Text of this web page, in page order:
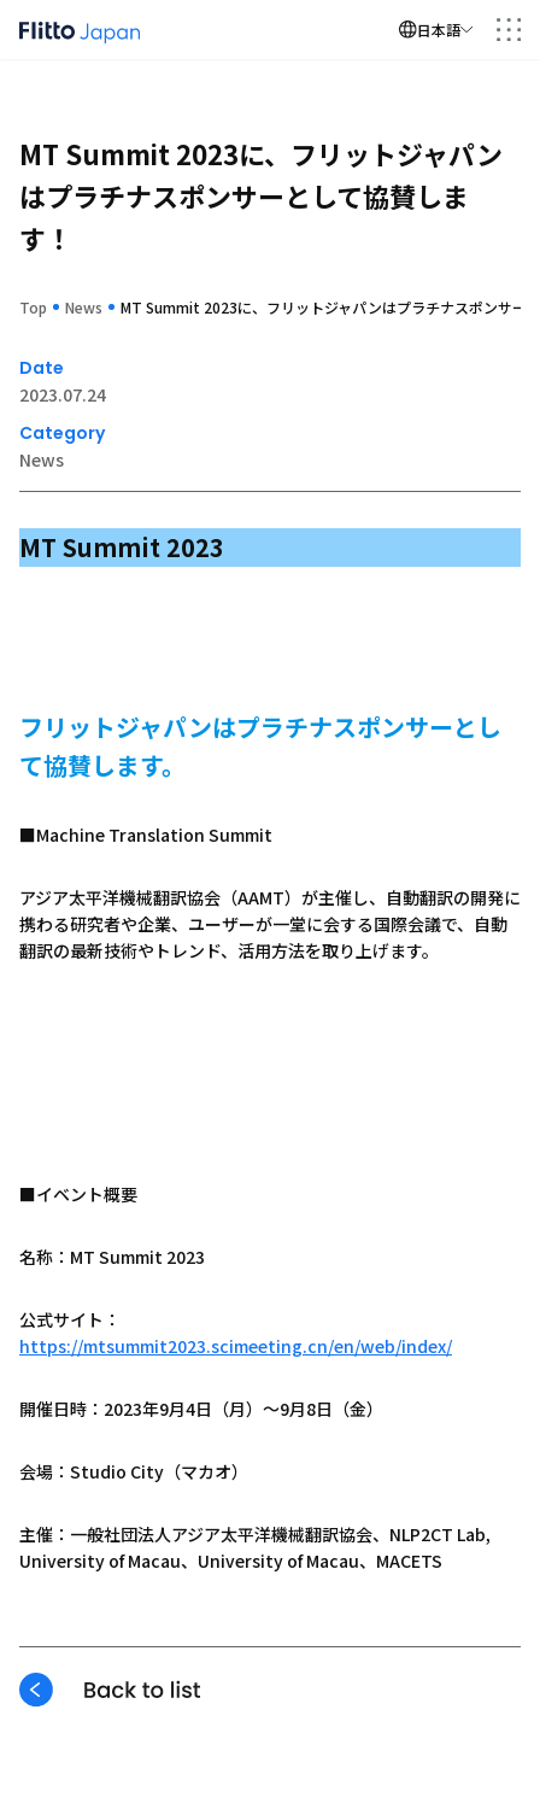
日本語
Menu
事業内容
採用
お問い合わせ
MT Summit 2023に、フリットジャパン
はプラチナスポンサーとして協賛しま
す！
Top News MT Summit 2023に、フリットジャパンはプラチナスポンサー
Date
2023.07.24
Category
News
MT Summit 2023
フリットジャパンはプラチナスポンサーとし
て協賛します。
■Machine Translation Summit
アジア太平洋機械翻訳協会（AAMT）が主催し、自動翻訳の開発に
携わる研究者や企業、ユーザーが一堂に会する国際会議で、自動
翻訳の最新技術やトレンド、活用方法を取り上げます。
■イベント概要
名称：MT Summit 2023
公式サイト：
https://mtsummit2023.scimeeting.cn/en/web/index/
開催日時：2023年9月4日（月）～9月8日（金）
会場：Studio City（マカオ）
主催：一般社団法人アジア太平洋機械翻訳協会、NLP2CT Lab,
University of Macau、University of Macau、MACETS